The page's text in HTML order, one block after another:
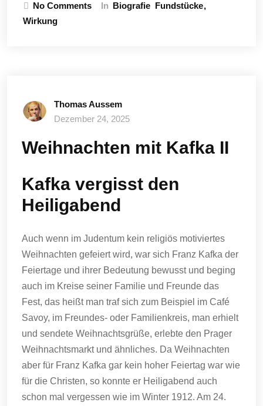
No Comments In Biografie Fundstücke
Wirkung
Thomas Aussem
Dezember 24, 2025
Weihnachten mit Kafka II
Kafka vergisst den
Heiligabend
Auch wenn im Judentum kein religiös motiviertes
Weihnachten gefeiert wird, war sich Franz Kafka der
Feiertage und ihrer Bedeutung bewusst und beging
auch im Kreise seiner Familie und Freunde das
Fest, das heißt man traf sich zum Beispiel im Café
Savoy, im Freundes- oder Familienkreis, man erhielt
und sendete Weihnachtsgrüße, erlebte den Prager
Weihnachtsmarkt und ähnliches. Da Weihnachten
aber für Franz Kafka gar kein hoher Feiertag war wie
für die Christen, so konnte er Heiligabend auch
schon mal vergessen wie im Winter 1912. Am 24.